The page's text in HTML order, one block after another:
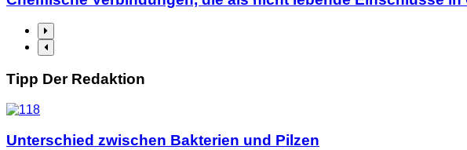
Tipp Der Redaktion
Unterschied zwischen Bakterien und Pilzen